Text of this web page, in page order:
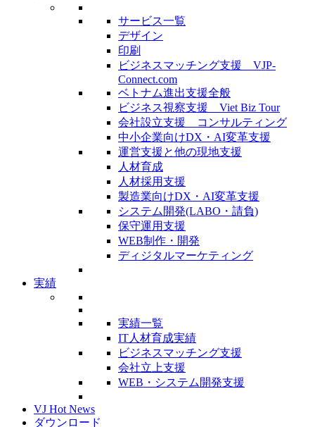
サービス一覧
デザイン
印刷
ビジネスマッチング支援 VJP-
Connect.com
ベトナム進出支援全般
ビジネス視察支援 Viet Biz Tour
会社設立支援 コンサルティング
中小企業向けDX・AI変革支援
運営支援と他の現地支援
人材育成
人材採用支援
製造業向けDX・AI変革支援
システム開発(LABO・請負)
保守運用支援
WEB制作・開発
ディジタルマーケティング
実績
実績一覧
IT人材育成実績
ビジネスマッチング支援
会社立上支援
WEB・システム開発支援
VJ Hot News
ダウンロード